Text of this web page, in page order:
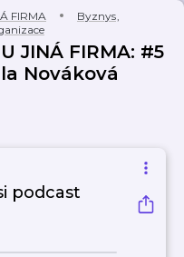
FIRMA Byznys,
JINÁ FIRMA: #5
Nováková
podcast